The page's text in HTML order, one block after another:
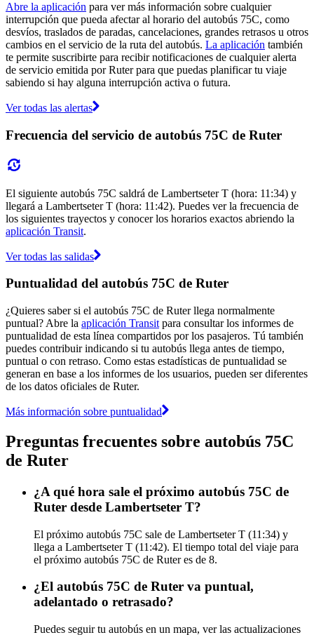
Abre la aplicación para ver más información sobre cualquier
interrupción que pueda afectar al horario del autobús 75C, como
desvíos, traslados de paradas, cancelaciones, grandes retrasos u otros
cambios en el servicio de la ruta del autobús. La aplicación también
te permite suscribirte para recibir notificaciones de cualquier alerta
de servicio emitida por Ruter para que puedas planificar tu viaje
sabiendo si hay alguna interrupción activa o futura.
Ver todas las alertas
Frecuencia del servicio de autobús 75C de Ruter
El siguiente autobús 75C saldrá de Lambertseter T (hora: 11:34) y
llegará a Lambertseter T (hora: 11:42). Puedes ver la frecuencia de
los siguientes trayectos y conocer los horarios exactos abriendo la
aplicación Transit.
Ver todas las salidas
Puntualidad del autobús 75C de Ruter
¿Quieres saber si el autobús 75C de Ruter llega normalmente
puntual? Abre la aplicación Transit para consultar los informes de
puntualidad de esta línea compartidos por los pasajeros. Tú también
puedes contribuir indicando si tu autobús llega antes de tiempo,
puntual o con retraso. Como estas estadísticas de puntualidad se
generan en base a los informes de los usuarios, pueden ser diferentes
de los datos oficiales de Ruter.
Más información sobre puntualidad
Preguntas frecuentes sobre autobús 75C
de Ruter
¿A qué hora sale el próximo autobús 75C de
Ruter desde Lambertseter T?
El próximo autobús 75C sale de Lambertseter T (11:34) y
llega a Lambertseter T (11:42). El tiempo total del viaje para
el próximo autobús 75C de Ruter es de 8.
¿El autobús 75C de Ruter va puntual,
adelantado o retrasado?
Puedes seguir tu autobús en un mapa, ver las actualizaciones